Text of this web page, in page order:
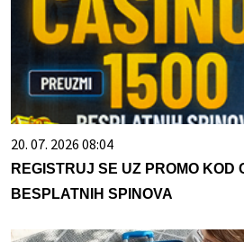
20. 07. 2026 08:04
REGISTRUJ SE UZ PROMO KOD
BESPLATNIH SPINOVA